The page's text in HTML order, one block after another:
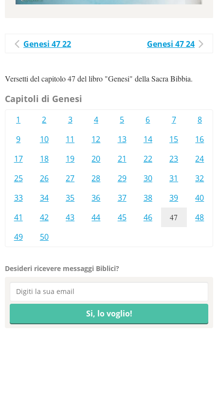
Genesi 47 22 Genesi 47 24
Versetti del capitolo 47 del libro "Genesi" della Sacra Bibbia.
Capitoli di Genesi
1 2 3 4 5 6 7
8
9
10 11 12 13 14 15
16
17
18 19 20 21 22 23
24
25
26 27 28 29 30 31
32
33
34 35 36 37 38 39
40
41
42 43 44 45 46 47
48
49
50
Desideri ricevere messaggi Biblici?